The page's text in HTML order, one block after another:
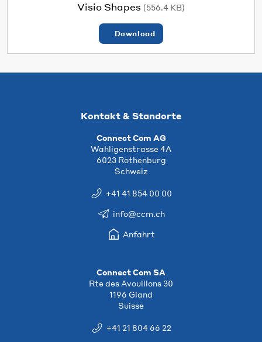
Visio Shapes (556.4 KB)
Download
Kontakt & Standorte
Connect Com AG
Wahligenstrasse 4A
6023 Rothenburg
Schweiz
+41 41 854 00 00
info@ccm.ch
Anfahrt
Connect Com SA
Rte des Avouillons 30
1196 Gland
Suisse
+41 21 804 66 22